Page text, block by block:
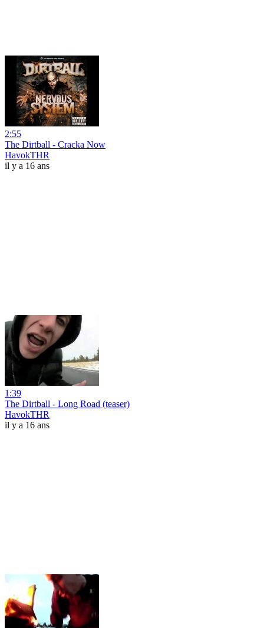
2:55
The Dirtball - Cracka Now
HavokTHR
il y a 16 ans
1:39
The Dirtball - Long Road (teaser)
HavokTHR
il y a 16 ans